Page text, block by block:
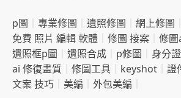
p圖 專業修圖 遺照修圖 網上修圖
免費 照片 編輯 軟體
修圖 接案 修圖
遺照框p圖
遺照合成 p修圖 身分
ai 修復畫質
修圖工具 keyshot 證
文案 技巧
美編 外包美編